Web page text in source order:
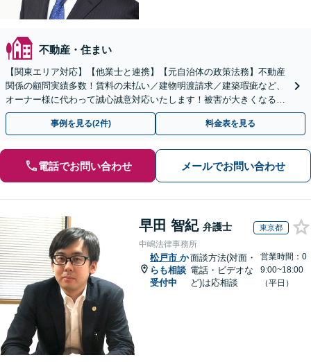
不動産・住まい
【関東エリア対応】【他業士と連携】【元自治体の政策法務】不動産
関係の顧問実績多数！賃料の未払い／建物明渡請求／建築瑕疵など、
オーナー様に代わって誠心誠意対応いたします！被害が大きくなる前
にご相談ください【初回来所相談30分無料】
事例を見る(2件) 料金表を見る
電話でお問い合わせ メールでお問い合わせ
早田 智紀 弁護士 東京都
中嶋法律事務所
松戸市 か
らも相談
受付中
面談方法(対面・
電話・ビデオな
ど)は応相談
営業時間：0
9:00~18:00
（平日）